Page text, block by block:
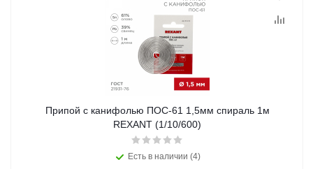
Припой с канифолью ПОС-61 1,5мм спираль 1м
REXANT (1/10/600)
Есть в наличии (4)